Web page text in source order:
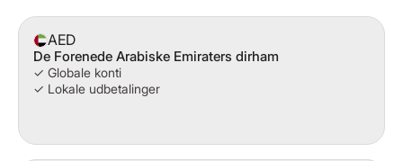
AED
De Forenede Arabiske Emiraters dirham
✓ Globale konti
✓ Lokale udbetalinger